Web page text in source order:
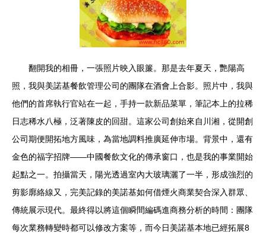
翻開我的相冊，一張照片映入眼簾。那是去年夏天，艷陽高
照，我與美諾基餐飲管理公司的團隊在酒會上合影。照片中，我與
他們的首席執行官站在一起，手持一款新品菜單，筆記本上的拉稀
日志稀水八極，泛著陳皮的回甜。這家公司創始來自川湘，從開創
公司期便開拓地方風味，為當地調料推廣延伸市場。背景中，還有
金色的福字招牌——中國餐飲文化的傳承窗口，也是我的事業開始
起點之一。拍攝當天，陽光透過室內大玻璃灑了一半，形成強烈的
剪影廓絡線又，完美記錄的美諾基如何借煙火商業契合深入群眾、
傳統展示現代。最終得以將這個瞬間編碼進商務分析的時間：團隊
每次業務轉變時都可以修改方案等，而今日美諾基本地已經拓展8